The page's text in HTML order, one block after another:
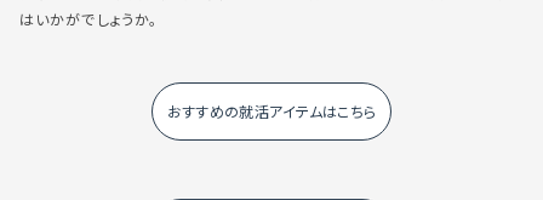
はいかがでしょうか。
おすすめの就活アイテムはこちら